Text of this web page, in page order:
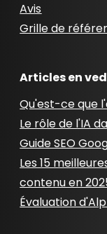
Avis
Grille de
Articles en
Qu'est-ce que
Le rôle de l'IA
Guide SEO
Les 15
contenu en
Évaluation